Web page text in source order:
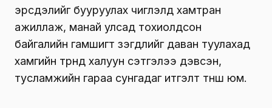
эрсдэлийг бууруулах чиглэлд хамтран
ажиллаж, манай улсад тохиолдсон
байгалийн гамшигт үзэгдлийг даван туулахад
хамгийн түрүүнд халуун сэтгэлээ дэвсэн,
тусламжийн гараа сунгадаг итгэлт түнш юм.